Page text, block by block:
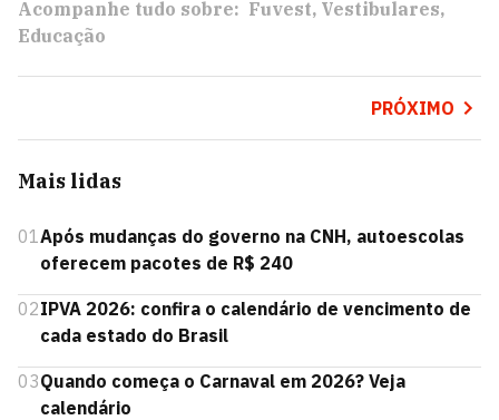
Acompanhe tudo sobre: Fuvest Vestibulares
Educação
PRÓXIMO
Mais lidas
01Após mudanças do governo na CNH, autoescolas
oferecem pacotes de R$ 240
02IPVA 2026: confira o calendário de vencimento de
cada estado do Brasil
03Quando começa o Carnaval em 2026? Veja
calendário